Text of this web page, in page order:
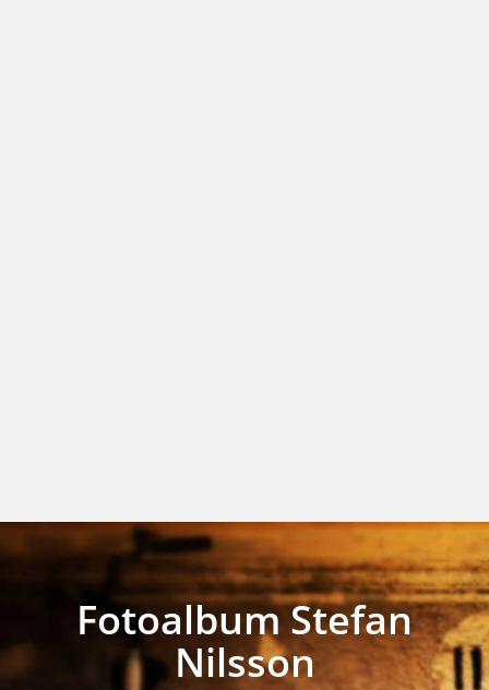
Fotoalbum Stefan
Nilsson